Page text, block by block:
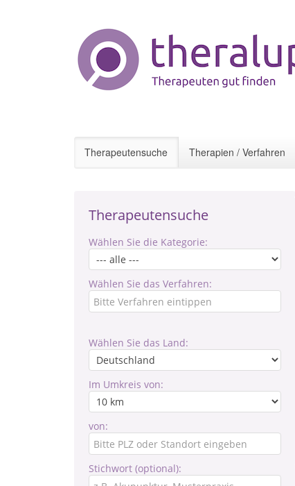
Therapeutensuche Therapien / Verfahren
Therapeutensuche
Wählen Sie die Kategorie:
Wählen Sie das Verfahren:
Wählen Sie das Land:
Im Umkreis von:
von:
Stichwort (optional):